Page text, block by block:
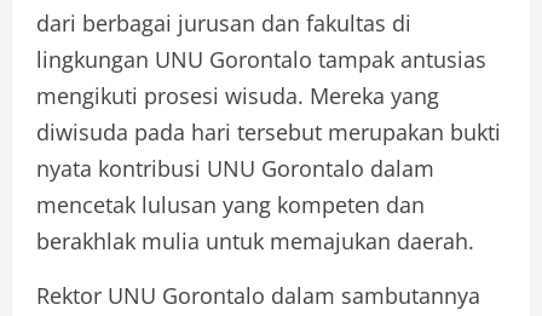
dari berbagai jurusan dan fakultas di
lingkungan UNU Gorontalo tampak antusias
mengikuti prosesi wisuda. Mereka yang
diwisuda pada hari tersebut merupakan bukti
nyata kontribusi UNU Gorontalo dalam
mencetak lulusan yang kompeten dan
berakhlak mulia untuk memajukan daerah.
Rektor UNU Gorontalo dalam sambutannya